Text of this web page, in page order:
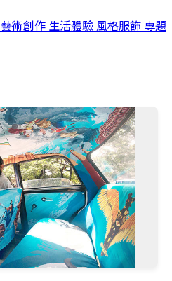
藝術創作 生活體驗 風格服飾 專題